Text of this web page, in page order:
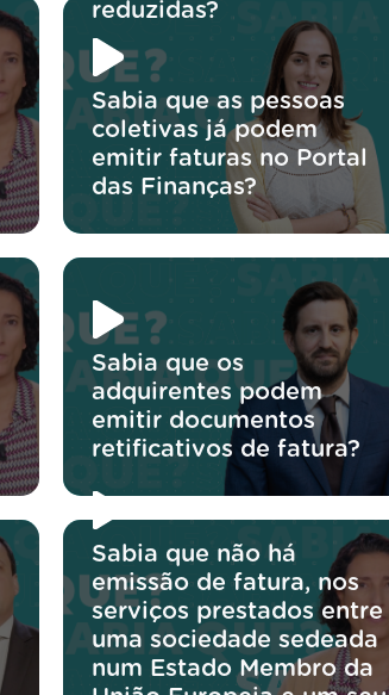
reduzidas?
Sabia que as pessoas
coletivas já podem
emitir faturas no Portal
das Finanças?
Sabia que os
adquirentes podem
emitir documentos
retificativos de fatura?
Sabia que não há
emissão de fatura, nos
serviços prestados entre
uma sociedade sedeada
num Estado Membro da